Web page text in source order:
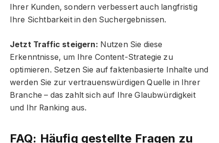
Ihrer Kunden, sondern verbessert auch langfristig
Ihre Sichtbarkeit in den Suchergebnissen.
Jetzt Traffic steigern: Nutzen Sie diese
Erkenntnisse, um Ihre Content-Strategie zu
optimieren. Setzen Sie auf faktenbasierte Inhalte und
werden Sie zur vertrauenswürdigen Quelle in Ihrer
Branche – das zahlt sich auf Ihre Glaubwürdigkeit
und Ihr Ranking aus.
FAQ: Häufig gestellte Fragen zu